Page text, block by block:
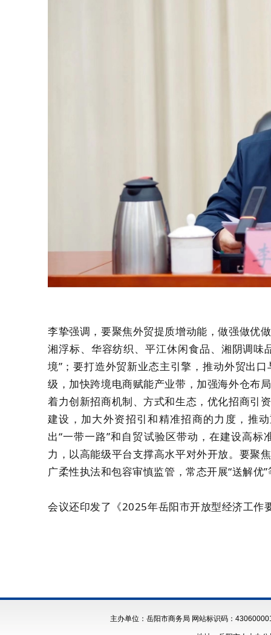
李挚强调，要聚焦外贸提质增动能，做强做优
湘浮标、华容纺织、平江休闲食品、湘阴调味
境”；要打造外贸新业态主引擎，推动外贸出
级，加快跨境电商赋能产业带，加强海外仓布
着力创新招商机制、方式和生态，优化招商引
建设，加大外资招引和精准招商的力度，推
出“一带一路”和自贸试验区带动，在建设高
力，以高能级平台支撑高水平对外开放。要聚
广柔性执法和包容审慎监管，常态开展“送解
会议还印发了《2025年岳阳市开放型经济工作